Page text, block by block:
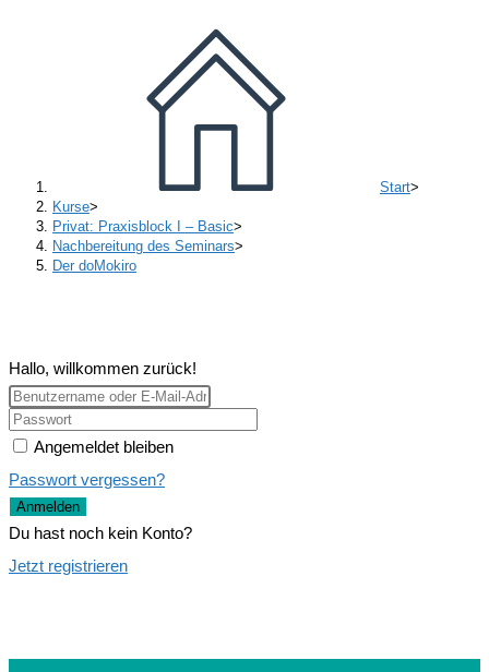
Start>
Kurse>
Privat: Praxisblock I – Basic>
Nachbereitung des Seminars>
Der doMokiro
Hallo, willkommen zurück!
Angemeldet bleiben
Passwort vergessen?
Anmelden
Du hast noch kein Konto?
Jetzt registrieren